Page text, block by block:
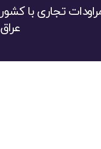
تجاری با کشور
عراق